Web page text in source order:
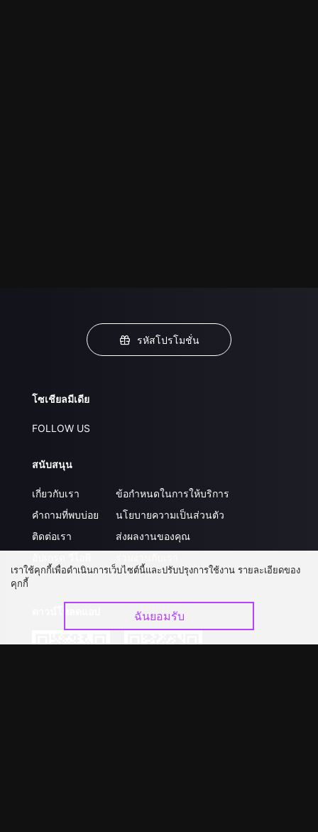
รหัสโปรโมชั่น
โซเชียลมีเดีย
FOLLOW US
สนับสนุน
เกี่ยวกับเรา
คำถามที่พบบ่อย
ติดต่อเรา
ข้อกำหนดในการให้บริการ
นโยบายความเป็นส่วนตัว
ส่งผลงานของคุณ
เราใช้คุกกี้เพื่อดำเนินการเว็บไซต์นี้และปรับปรุงการใช้งาน รายละเอียดของ
คุกกี้
ฉันยอมรับ